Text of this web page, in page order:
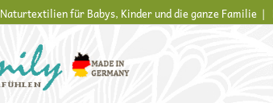
Naturtextilien für Babys, Kinder und die ganze Familie